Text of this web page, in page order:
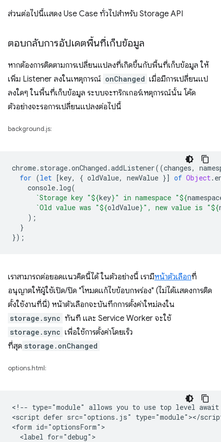
ส่วนต่อไปนี้แสดง Use Case ทั่วไปสำหรับ Storage API
ตอบกลับการอัปเดตพื้นที่เก็บข้อมูล
หากต้องการติดตามการเปลี่ยนแปลงที่เกิดขึ้นกับพื้นที่เก็บข้อมูล ให้
เพิ่ม Listener ลงในเหตุการณ์ onChanged เมื่อมีการเปลี่ยนแป
ลงใดๆ ในพื้นที่เก็บข้อมูล ระบบจะทริกเกอร์เหตุการณ์นั้น โค้ด
ตัวอย่างจะรอการเปลี่ยนแปลงต่อไปนี้
background.js:
chrome. storage.onChanged .addListener((changes,
for (let [key, { oldValue, newValue }] of Object.
console. log(
`Storage key "${key}" in namespace "${
`Old value was "${oldValue}", new value is "${
);
}
});
เราสามารถต่อยอดแนวคิดนี้ได้ ในตัวอย่างนี้ เรามีหน้าตัวเลือกที่
อนุญาตให้ผู้ใช้เปิด/ปิด "โหมดแก้ไขข้อบกพร่อง" (ไม่ได้แสดงการติด
ตั้งใช้งานที่นี่) หน้าตัวเลือกจะบันทึกการตั้งค่าใหม่ลงใน
storage.sync ทันที และ Service Worker จะใช้
storage.sync เพื่อใช้การตั้งค่าโดยเร็ว
ที่สุด storage.onChanged
options.html:
<!-- type="module" allows you to use top level
<script defer src="options.js" type="module"></
<form id="optionsForm">
  <label for="debug">